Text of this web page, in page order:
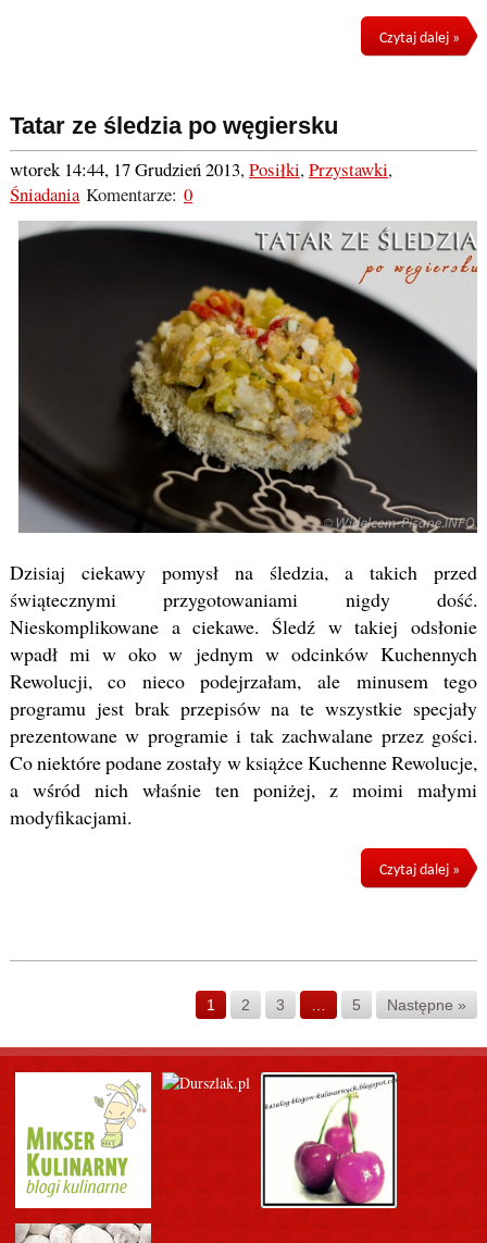
Czytaj dalej »
Tatar ze śledzia po węgiersku
wtorek 14:44, 17 Grudzień 2013,Posiłki,Przystawki,
ŚniadaniaKomentarze: 0
Dzisiaj ciekawy pomysł na śledzia, a takich przed
świątecznymi przygotowaniami nigdy dość.
Nieskomplikowane a ciekawe. Śledź w takiej odsłonie
wpadł mi w oko w jednym w odcinków Kuchennych
Rewolucji, co nieco podejrzałam, ale minusem tego
programu jest brak przepisów na te wszystkie specjały
prezentowane w programie i tak zachwalane przez gości.
Co niektóre podane zostały w książce Kuchenne Rewolucje,
a wśród nich właśnie ten poniżej, z moimi małymi
modyfikacjami.
Czytaj dalej »
1 2 3 5 Następne »